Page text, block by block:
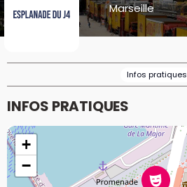
Marseille
Infos pratiques
INFOS PRATIQUES
+
−